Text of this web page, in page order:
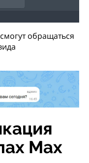
обращаться
Max